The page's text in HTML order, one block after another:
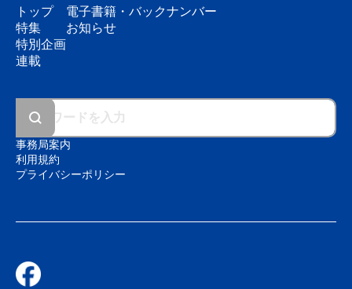
トップ
特集
特別企画
連載
電子書籍・ バックナンバー
お知らせ
事務局案内
利用規約
プライバシーポリシー